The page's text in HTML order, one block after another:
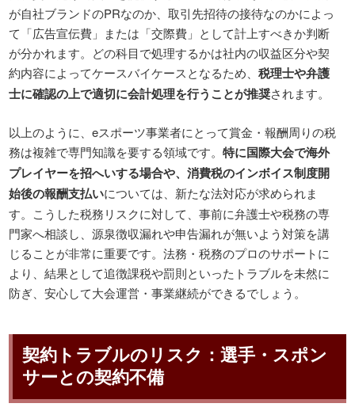
が自社ブランドのPRなのか、取引先招待の接待なのかによっ
て「広告宣伝費」または「交際費」として計上すべきか判断
が分かれます。どの科目で処理するかは社内の収益区分や契
約内容によってケースバイケースとなるため、税理士や弁護
士に確認の上で適切に会計処理を行うことが推奨されます。
以上のように、eスポーツ事業者にとって賞金・報酬周りの税
務は複雑で専門知識を要する領域です。特に国際大会で海外
プレイヤーを招へいする場合や、消費税のインボイス制度開
始後の報酬支払いについては、新たな法対応が求められま
す。こうした税務リスクに対して、事前に弁護士や税務の専
門家へ相談し、源泉徴収漏れや申告漏れが無いよう対策を講
じることが非常に重要です。法務・税務のプロのサポートに
より、結果として追徴課税や罰則といったトラブルを未然に
防ぎ、安心して大会運営・事業継続ができるでしょう。
契約トラブルのリスク：選手・スポン
サーとの契約不備